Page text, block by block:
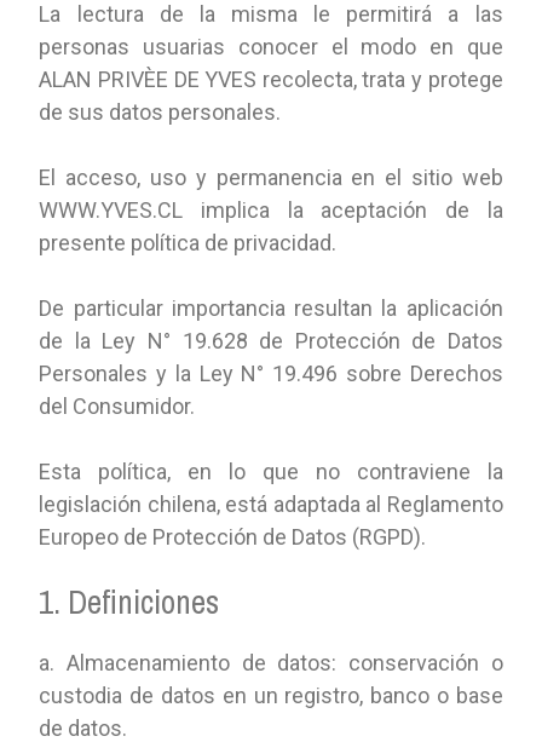
La lectura de la misma le permitirá a las
personas usuarias conocer el modo en que
ALAN PRIVÈE DE YVES recolecta, trata y protege
de sus datos personales.
El acceso, uso y permanencia en el sitio web
WWW.YVES.CL implica la aceptación de la
presente política de privacidad.
De particular importancia resultan la aplicación
de la Ley N° 19.628 de Protección de Datos
Personales y la Ley N° 19.496 sobre Derechos
del Consumidor.
Esta política, en lo que no contraviene la
legislación chilena, está adaptada al Reglamento
Europeo de Protección de Datos (RGPD).
1. Definiciones
a. Almacenamiento de datos: conservación o
custodia de datos en un registro, banco o base
de datos.